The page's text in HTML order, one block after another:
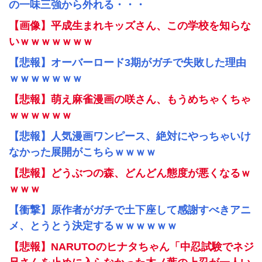
の一味三強から外れる・・・
【画像】平成生まれキッズさん、この学校を知らな
いｗｗｗｗｗｗｗ
【悲報】オーバーロード3期がガチで失敗した理由
ｗｗｗｗｗｗｗ
【悲報】萌え麻雀漫画の咲さん、もうめちゃくちゃ
ｗｗｗｗｗｗ
【悲報】人気漫画ワンピース、絶対にやっちゃいけ
なかった展開がこちらｗｗｗｗ
【悲報】どうぶつの森、どんどん態度が悪くなるｗ
ｗｗｗ
【衝撃】原作者がガチで土下座して感謝すべきアニ
メ、とうとう決定するｗｗｗｗｗｗ
【悲報】NARUTOのヒナタちゃん「中忍試験でネジ